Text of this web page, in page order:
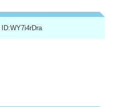
ID:WY7i4rDra